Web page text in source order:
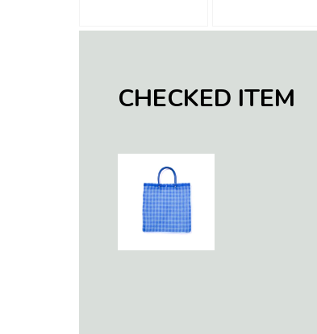
CHECKED ITEM